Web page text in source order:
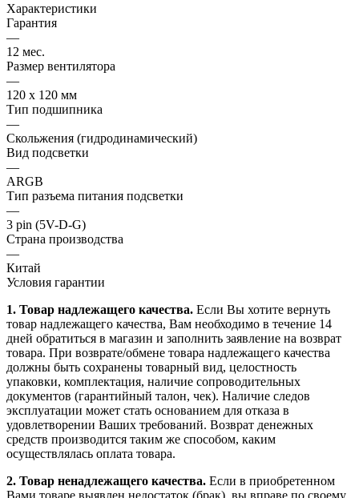
Характеристики
Гарантия
—
12 мес.
Размер вентилятора
—
120 х 120 мм
Тип подшипника
—
Скольжения (гидродинамический)
Вид подсветки
—
ARGB
Тип разъема питания подсветки
—
3 pin (5V-D-G)
Страна производства
—
Китай
Условия гарантии
1. Товар надлежащего качества. Если Вы хотите вернуть
товар надлежащего качества, Вам необходимо в течение 14
дней обратиться в магазин и заполнить заявление на возврат
товара. При возврате/обмене товара надлежащего качества
должны быть сохранены товарный вид, целостность
упаковки, комплектация, наличие сопроводительных
документов (гарантийный талон, чек). Наличие следов
эксплуатации может стать основанием для отказа в
удовлетворении Ваших требований. Возврат денежных
средств производится таким же способом, каким
осуществлялась оплата товара.
2. Товар ненадлежащего качества. Если в приобретенном
Вами товаре выявлен недостаток (брак), вы вправе по своему